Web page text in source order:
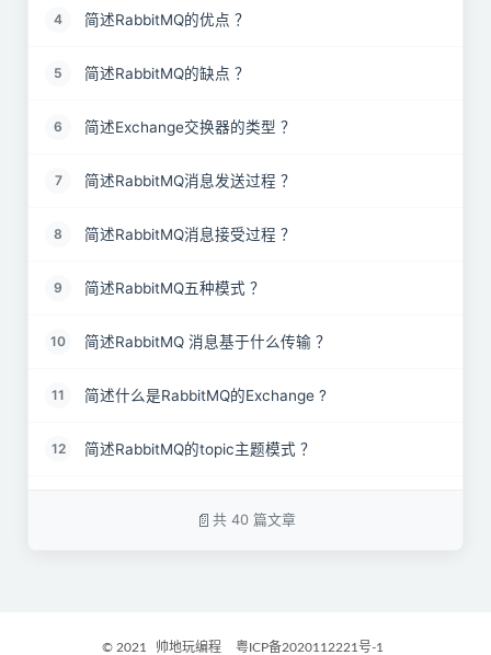
4 简述RabbitMQ的优点 ？
5 简述RabbitMQ的缺点 ？
6 简述Exchange交换器的类型 ？
7 简述RabbitMQ消息发送过程 ？
8 简述RabbitMQ消息接受过程 ？
9 简述RabbitMQ五种模式 ？
10 简述RabbitMQ 消息基于什么传输 ？
11 简述什么是RabbitMQ的Exchange ?
12 简述RabbitMQ的topic主题模式 ？
共 40 篇文章
© 2021 帅地玩编程 粤ICP备2020112221号-1